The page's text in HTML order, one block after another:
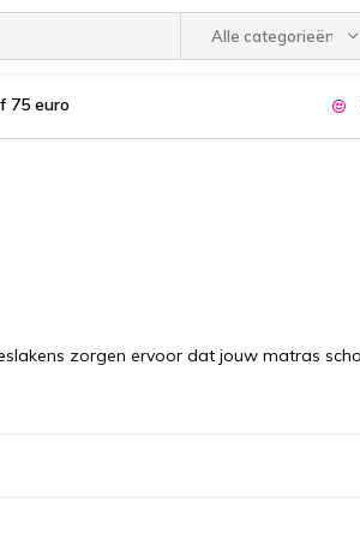
Alle categorieën
75 euro
zorgen ervoor dat jouw matras